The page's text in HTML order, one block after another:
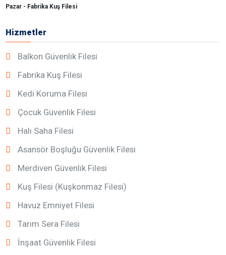
Pazar - Fabrika Kuş Filesi
Hizmetler
Balkon Güvenlik Filesi
Fabrika Kuş Filesi
Kedi Koruma Filesi
Çocuk Güvenlik Filesi
Halı Saha Filesi
Asansör Boşluğu Güvenlik Filesi
Merdiven Güvenlik Filesi
Kuş Filesi (Kuşkonmaz Filesi)
Havuz Emniyet Filesi
Tarım Sera Filesi
İnşaat Güvenlik Filesi